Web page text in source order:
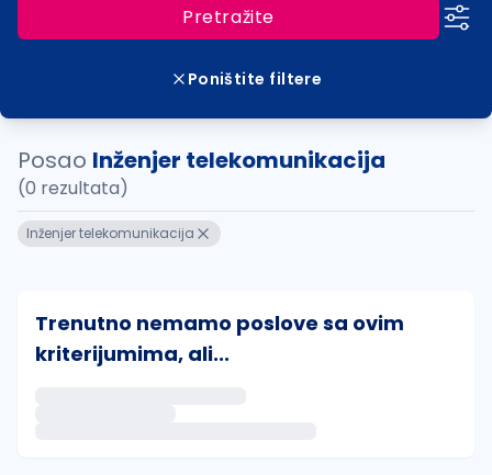
Pretražite
Poništite filtere
Posao Inženjer telekomunikacija
(0 rezultata)
Inženjer telekomunikacija
Trenutno nemamo poslove sa ovim
kriterijumima, ali...